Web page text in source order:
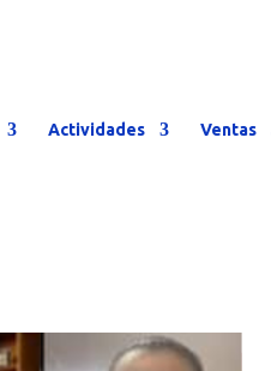
Actividades Ventas